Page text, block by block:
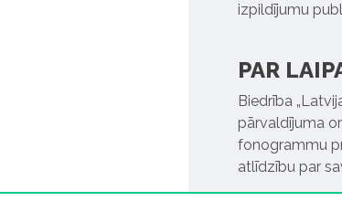
izpildījumu
PAR
Biedrība
pārvaldījuma
fonogrammu
atlīdzību par